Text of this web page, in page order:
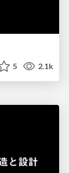
5 2.1k